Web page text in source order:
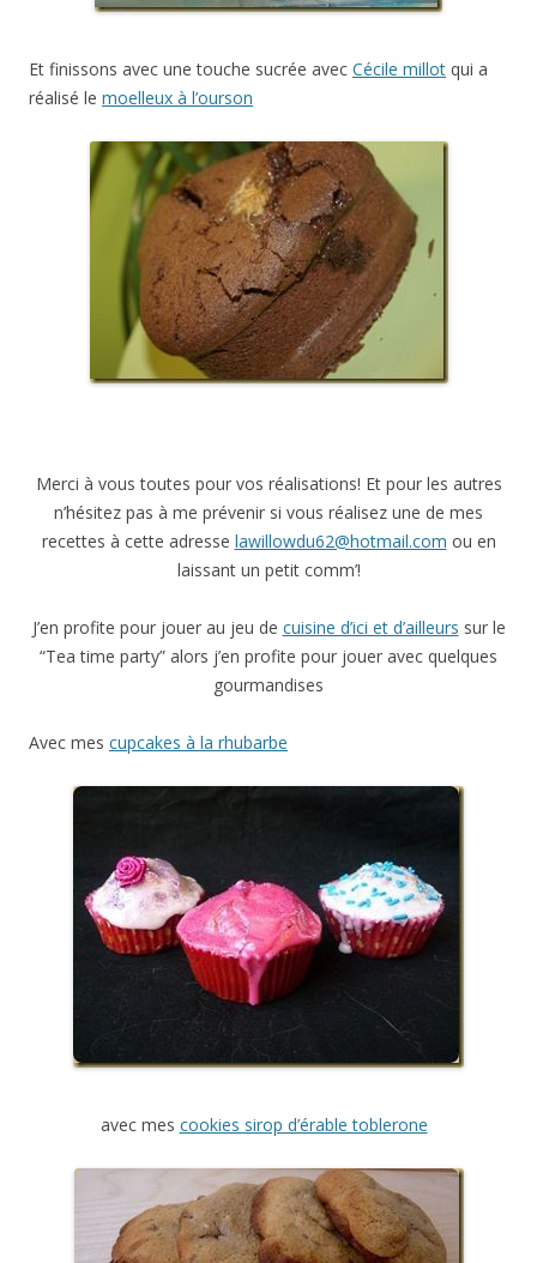
Et finissons avec une touche sucrée avec Cécile millot qui a
réalisé le moelleux à l’ourson
Merci à vous toutes pour vos réalisations! Et pour les autres
n’hésitez pas à me prévenir si vous réalisez une de mes
recettes à cette adresse lawillowdu62@hotmail.com ou en
laissant un petit comm’!
J’en profite pour jouer au jeu de cuisine d’ici et d’ailleurs sur le
“Tea time party” alors j’en profite pour jouer avec quelques
gourmandises
Avec mes cupcakes à la rhubarbe
avec mes cookies sirop d’érable toblerone